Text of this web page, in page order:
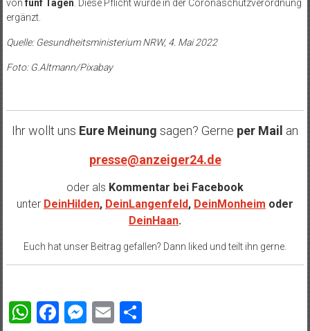
von fünf Tagen . Diese Pflicht wurde in der Coronaschutzverordnung
ergänzt.
Quelle: Gesundheitsministerium NRW, 4. Mai 2022
Foto: G.Altmann/Pixabay
Ihr wollt uns Eure Meinung sagen? Gerne per Mail an
presse@anzeiger24.de
oder als Kommentar bei Facebook
unter DeinHilden, DeinLangenfeld, DeinMonheim oder
DeinHaan.
Euch hat unser Beitrag gefallen? Dann liked und teilt ihn gerne.
WhatsApp
Facebook
Messenger
EmailTeilen